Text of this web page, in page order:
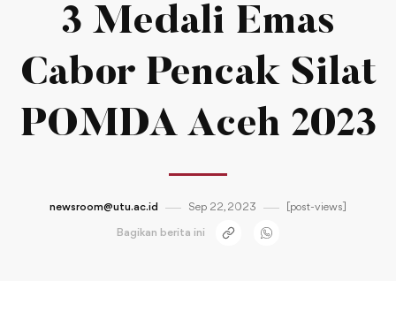
3 Medali Emas
Cabor Pencak Silat
POMDA Aceh 2023
newsroom@utu.ac.id Sep 22, 2023 [post-views]
Bagikan berita ini